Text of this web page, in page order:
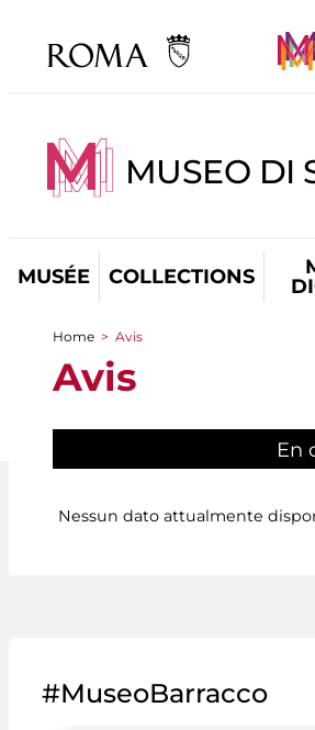
MUSEO DI
MUSÉE COLLECTIONS
You are here
Home > Avis
Avis
En
Nessun dato attualmente
#MuseoBarracco